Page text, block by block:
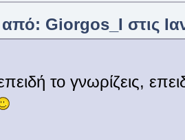
Giorgos_I στις
το γνωρίζεις,